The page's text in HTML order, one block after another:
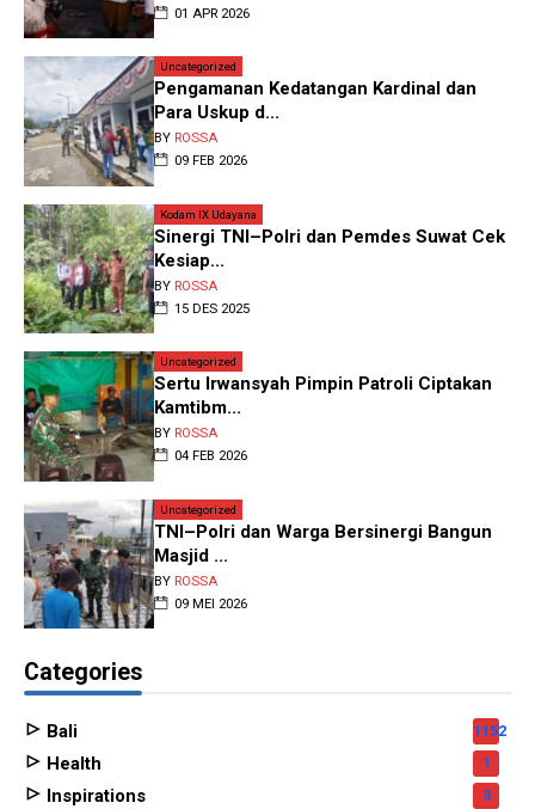
01 APR 2026
Uncategorized
Pengamanan Kedatangan Kardinal dan
Para Uskup d...
BY ROSSA
09 FEB 2026
Kodam IX Udayana
Sinergi TNI–Polri dan Pemdes Suwat Cek
Kesiap...
BY ROSSA
15 DES 2025
Uncategorized
Sertu Irwansyah Pimpin Patroli Ciptakan
Kamtibm...
BY ROSSA
04 FEB 2026
Uncategorized
TNI–Polri dan Warga Bersinergi Bangun
Masjid ...
BY ROSSA
09 MEI 2026
Categories
Bali 1152
Health 1
Inspirations 3